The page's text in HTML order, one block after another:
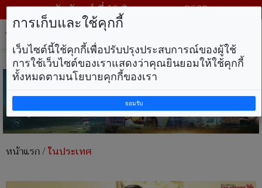
วันจันทร์ ที่ 10 สิงหาคม พ.ศ. 2569
หน้าแรก/ในประเทศ
การเก็บและใช้คุกกี้
เว็บไซต์นี้ใช้คุกกี้เพื่อปรับปรุงประสบการณ์ของผู้ใช้
การใช้เว็บไซต์ของเราแสดงว่าคุณยินยอมให้ใช้คุกกี้
ทั้งหมดตามนโยบายคุกกี้ของเรา
ยอมรับ